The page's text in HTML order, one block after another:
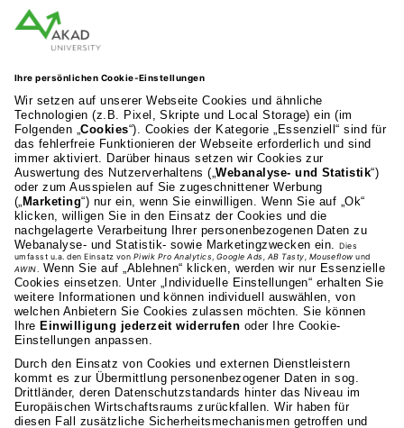
AKAD Bildungsgesellschaft mbH
Heilbronner Strasse 86
70191 Stuttgart
0711 81495-400
Studienangebot
Fakultäten
AKAD